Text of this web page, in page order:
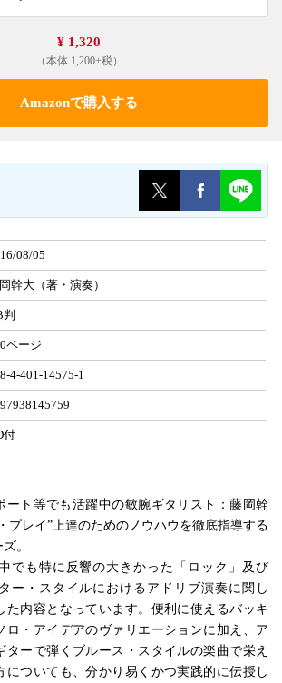
¥ 1,320
（本体 1,200+税）
Amazonで購入する
08/05
幹大（著・演奏）
判
ページ
4-401-14575-1
付
ート等でも活躍中の敏腕ギタリスト：藤岡幹
プレイ”上達のためのノウハウを徹底指導する
。
でも特に反響の大きかった「ロック」及び
ー・スタイルにおけるアドリブ演奏に関し
た内容となっています。便利に使えるバッキ
ロ・アイデアのヴァリエーションに加え、ア
ターで弾くブルース・スタイルの楽曲で栄え
についても、分かり易くかつ実践的に伝授し